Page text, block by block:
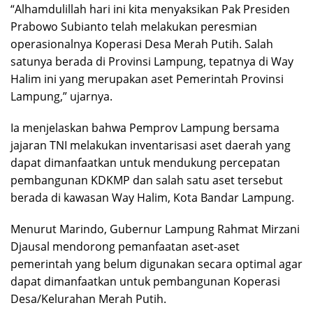
“Alhamdulillah hari ini kita menyaksikan Pak Presiden
Prabowo Subianto telah melakukan peresmian
operasionalnya Koperasi Desa Merah Putih. Salah
satunya berada di Provinsi Lampung, tepatnya di Way
Halim ini yang merupakan aset Pemerintah Provinsi
Lampung,” ujarnya.
Ia menjelaskan bahwa Pemprov Lampung bersama
jajaran TNI melakukan inventarisasi aset daerah yang
dapat dimanfaatkan untuk mendukung percepatan
pembangunan KDKMP dan salah satu aset tersebut
berada di kawasan Way Halim, Kota Bandar Lampung.
Menurut Marindo, Gubernur Lampung Rahmat Mirzani
Djausal mendorong pemanfaatan aset-aset
pemerintah yang belum digunakan secara optimal agar
dapat dimanfaatkan untuk pembangunan Koperasi
Desa/Kelurahan Merah Putih.